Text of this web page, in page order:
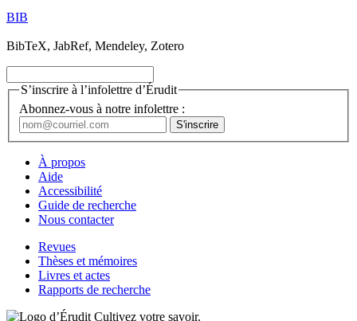
BIB
BibTeX, JabRef, Mendeley, Zotero
S’inscrire à l’infolettre d’Érudit
Abonnez-vous à notre infolettre :
À propos
Aide
Accessibilité
Guide de recherche
Nous contacter
Revues
Thèses et mémoires
Livres et actes
Rapports de recherche
Cultivez votre savoir.